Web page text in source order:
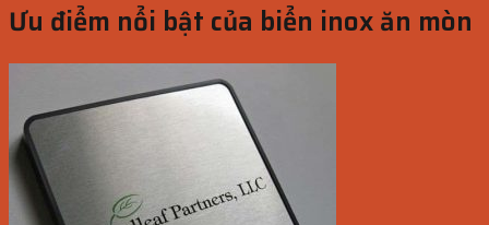
Ưu điểm nổi bật của biển inox ăn mòn